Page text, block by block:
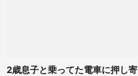
2歳息子と乗ってた電車に押し寄